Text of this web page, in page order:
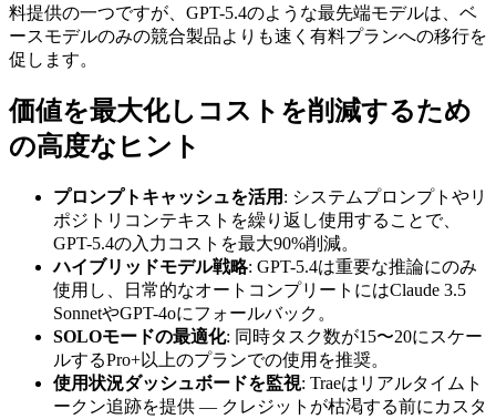
料提供の一つですが、GPT-5.4のような最先端モデルは、ベ
ースモデルのみの競合製品よりも速く有料プランへの移行を
促します。
価値を最大化しコストを削減するため
の高度なヒント
プロンプトキャッシュを活用 : システムプロンプトやリ
ポジトリコンテキストを繰り返し使用することで、
GPT-5.4の入力コストを最大90%削減。
ハイブリッドモデル戦略: GPT-5.4は重要な推論にのみ
使用し、日常的なオートコンプリートにはClaude 3.5
SonnetやGPT-4oにフォールバック。
SOLOモードの最適化: 同時タスク数が15〜20にスケー
ルするPro+以上のプランでの使用を推奨。
使用状況ダッシュボードを監視: Traeはリアルタイムト
ークン追跡を提供 — クレジットが枯渇する前にカスタ